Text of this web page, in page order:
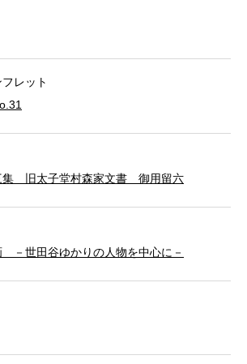
レット
旧太子堂村森家文書 御用留六
－世田谷ゆかりの人物を中心に－